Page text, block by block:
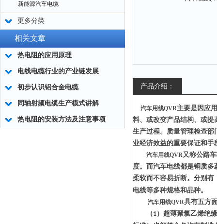
新能源汽车电缆
更多分类
相关文章
热电阻的应用原理
电线电缆行业的产业链发展
初步认识铝合金电缆
同轴射频电缆生产模式讲解
热电阻的安装方法及注意事项
产品介绍：
汽车用线QVR主要是因应
料、或改变产品结构、或
生产过程。质量管理检查
业经济效益的重要保证和手
汽车用线QVR又称公路
度。而汽车电线都是铜质
柔软而不容易折断。分别
电线等多种规格和品种。
汽车用线QVR具有五方
（1）超薄聚氯乙烯绝